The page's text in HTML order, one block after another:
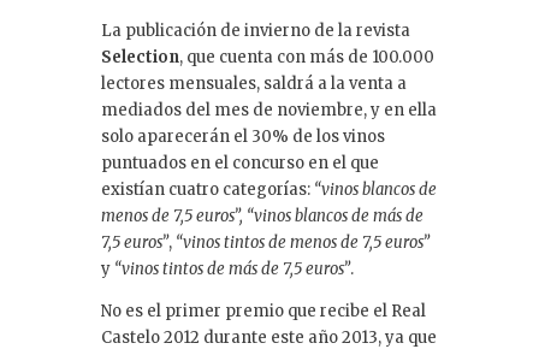
La publicación de invierno de la revista
Selection, que cuenta con más de 100.000
lectores mensuales, saldrá a la venta a
mediados del mes de noviembre, y en ella
solo aparecerán el 30% de los vinos
puntuados en el concurso en el que
existían cuatro categorías: “vinos blancos de
menos de 7,5 euros”, “vinos blancos de más de
7,5 euros”, “vinos tintos de menos de 7,5 euros”
y “vinos tintos de más de 7,5 euros”.
No es el primer premio que recibe el Real
Castelo 2012 durante este año 2013, ya que